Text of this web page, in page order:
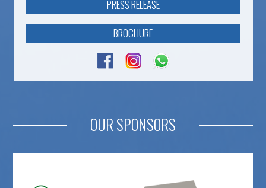
PRESS RELEASE
BROCHURE
OUR SPONSORS